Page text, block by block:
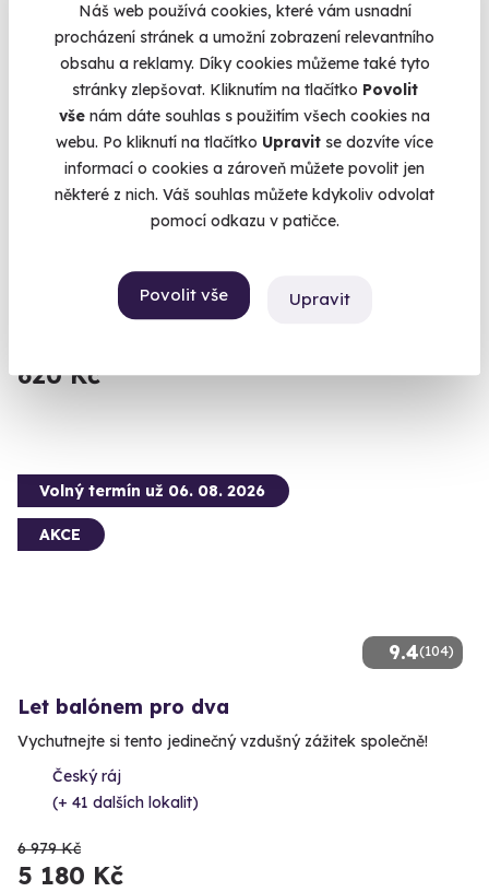
Náš web používá cookies, které vám usnadní
procházení stránek a umožní zobrazení relevantního
obsahu a reklamy. Díky cookies můžeme také tyto
stránky zlepšovat. Kliknutím na tlačítko Povolit
vše nám dáte souhlas s použitím všech cookies na
webu. Po kliknutí na tlačítko Upravit se dozvíte více
informací o cookies a zároveň můžete povolit jen
některé z nich. Váš souhlas můžete kdykoliv odvolat
pomocí odkazu v patičce.
Povolit vše Upravit
Volný termín už 06. 08. 2026
Novinka
Návštěva muzea s největší sbírkou LEGO
Špindlerův Mlýn
(+ 4 další lokality)
620 Kč
9.4(104)
Volný termín už 06. 08. 2026
AKCE
Let balónem pro dva
Vychutnejte si tento jedinečný vzdušný zážitek společně!
Český ráj
(+ 41 dalších lokalit)
6 979 Kč
5 180 Kč